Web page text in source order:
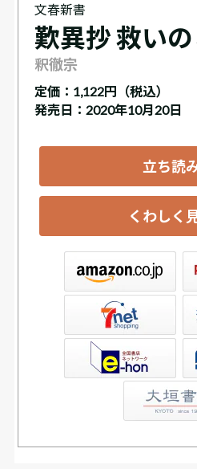
文春新書
歎異抄 救い
釈徹宗
定価： 1,122円（税込）
発売日：2020年10月20日
立ち読
くわしく
書店ウェブストア